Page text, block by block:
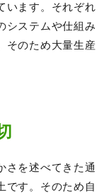
います。それぞれ
システムや仕組み
そのため大量生産
さを述べてきた通
です。そのため自